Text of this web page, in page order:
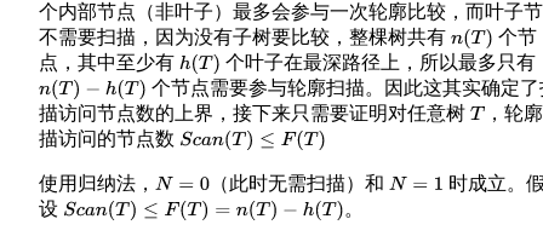
个内部节点（非叶子）最多会参与一次轮廓比较，而叶子
不需要扫描，因为没有子树要比较，整棵树共有 n(T)
个节
点，其中至少有 h(T) 个叶子在最深路径上，所以最多只有
n(T)− h( T)
个节点需要参与轮廓扫描。因此这其实确定了
描访问节点数的上界，接下来只需要证明对任意树 T，轮
描访问的节点数 Scan(T)≤ F(T )
使用归纳法， N=0 （此时无需扫描）和 N=1
时成立。
设 Scan(T)≤ F(T )=n(T −h (T) 。